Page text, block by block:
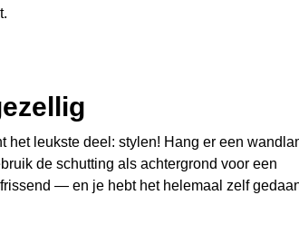
het leukste deel: stylen! Hang er een
de schutting als achtergrond voor een
— en je hebt het helemaal zelf